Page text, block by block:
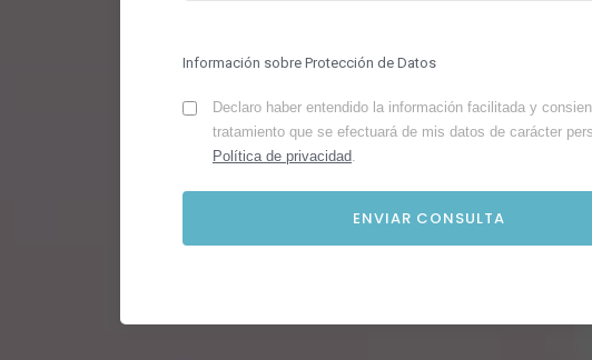
Información sobre Protección de Datos
Declaro haber entendido la información facilitada y
tratamiento que se efectuará de mis datos de carácter
Política de privacidad.